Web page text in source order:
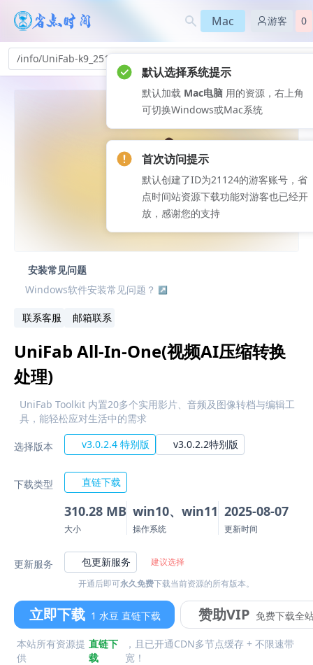
Mac 游客 0
/info/UniFab-k9_251
安装常见问题
Windows软件安装常见问题？
联系客服 邮箱联系
UniFab All-In-One(视频AI压缩转换
处理)
UniFab Toolkit 内置20多个实用影片、音频及图像转档与编辑工
具，能轻松应对生活中的需求
选择版本 v3.0.2.4 特别版 v3.0.2.2特别版
下载类型 直链下载
310.28 MB
大小
win10、win11
操作系统
2025-08-07
更新时间
更新服务 包更新服务
建议选择
开通后即可永久免费下载当前资源的所有版本。
立即下载 1 水豆 直链下载 赞助VIP 免费下载全
本站所有资源提
供
直链下
载
，且已开通CDN多节点缓存 + 不限速带
宽！
默认选择系统提示
默认加载 Mac电脑 用的资源，右上角
可切换Windows或Mac系统
首次访问提示
默认创建了ID为21124的游客账号，省
点时间站资源下载功能对游客也已经开
放，感谢您的支持